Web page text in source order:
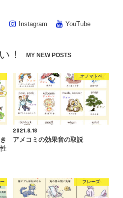
Instagram YouTube
！ MY NEW POSTS
オノマトペ
2021.8.18
アメコミの効果音の取説
フレーズ